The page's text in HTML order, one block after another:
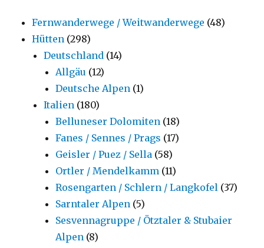
Fernwanderwege / Weitwanderwege (48)
Hütten (298)
Deutschland (14)
Allgäu (12)
Deutsche Alpen (1)
Italien (180)
Belluneser Dolomiten (18)
Fanes / Sennes / Prags (17)
Geisler / Puez / Sella (58)
Ortler / Mendelkamm (11)
Rosengarten / Schlern / Langkofel (37)
Sarntaler Alpen (5)
Sesvennagruppe / Ötztaler & Stubaier
Alpen (8)